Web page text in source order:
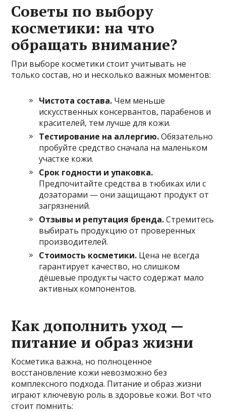
Советы по выбору
косметики: на что
обращать внимание?
При выборе косметики стоит учитывать не
только состав, но и несколько важных моментов:
Чистота состава. Чем меньше
искусственных консервантов, парабенов и
красителей, тем лучше для кожи.
Тестирование на аллергию.Обязательно
пробуйте средство сначала на маленьком
участке кожи.
Срок годности и упаковка.
Предпочитайте средства в тюбиках или с
дозаторами — они защищают продукт от
загрязнений.
Отзывы и репутация бренда.Стремитесь
выбирать продукцию от проверенных
производителей.
Стоимость косметики. Цена не всегда
гарантирует качество, но слишком
дёшевые продукты часто содержат мало
активных компонентов.
Как дополнить уход —
питание и образ жизни
Косметика важна, но полноценное
восстановление кожи невозможно без
комплексного подхода. Питание и образ жизни
играют ключевую роль в здоровье кожи. Вот что
стоит помнить: